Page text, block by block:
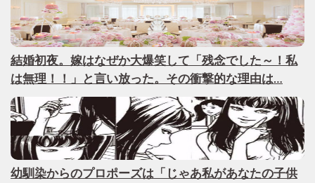
結婚初夜。嫁はなぜか大爆笑して「残念でした～！私
は無理！！」と言い放った。その衝撃的な理由は…
幼馴染からのプロポーズは「じゃあ私があなたの子供